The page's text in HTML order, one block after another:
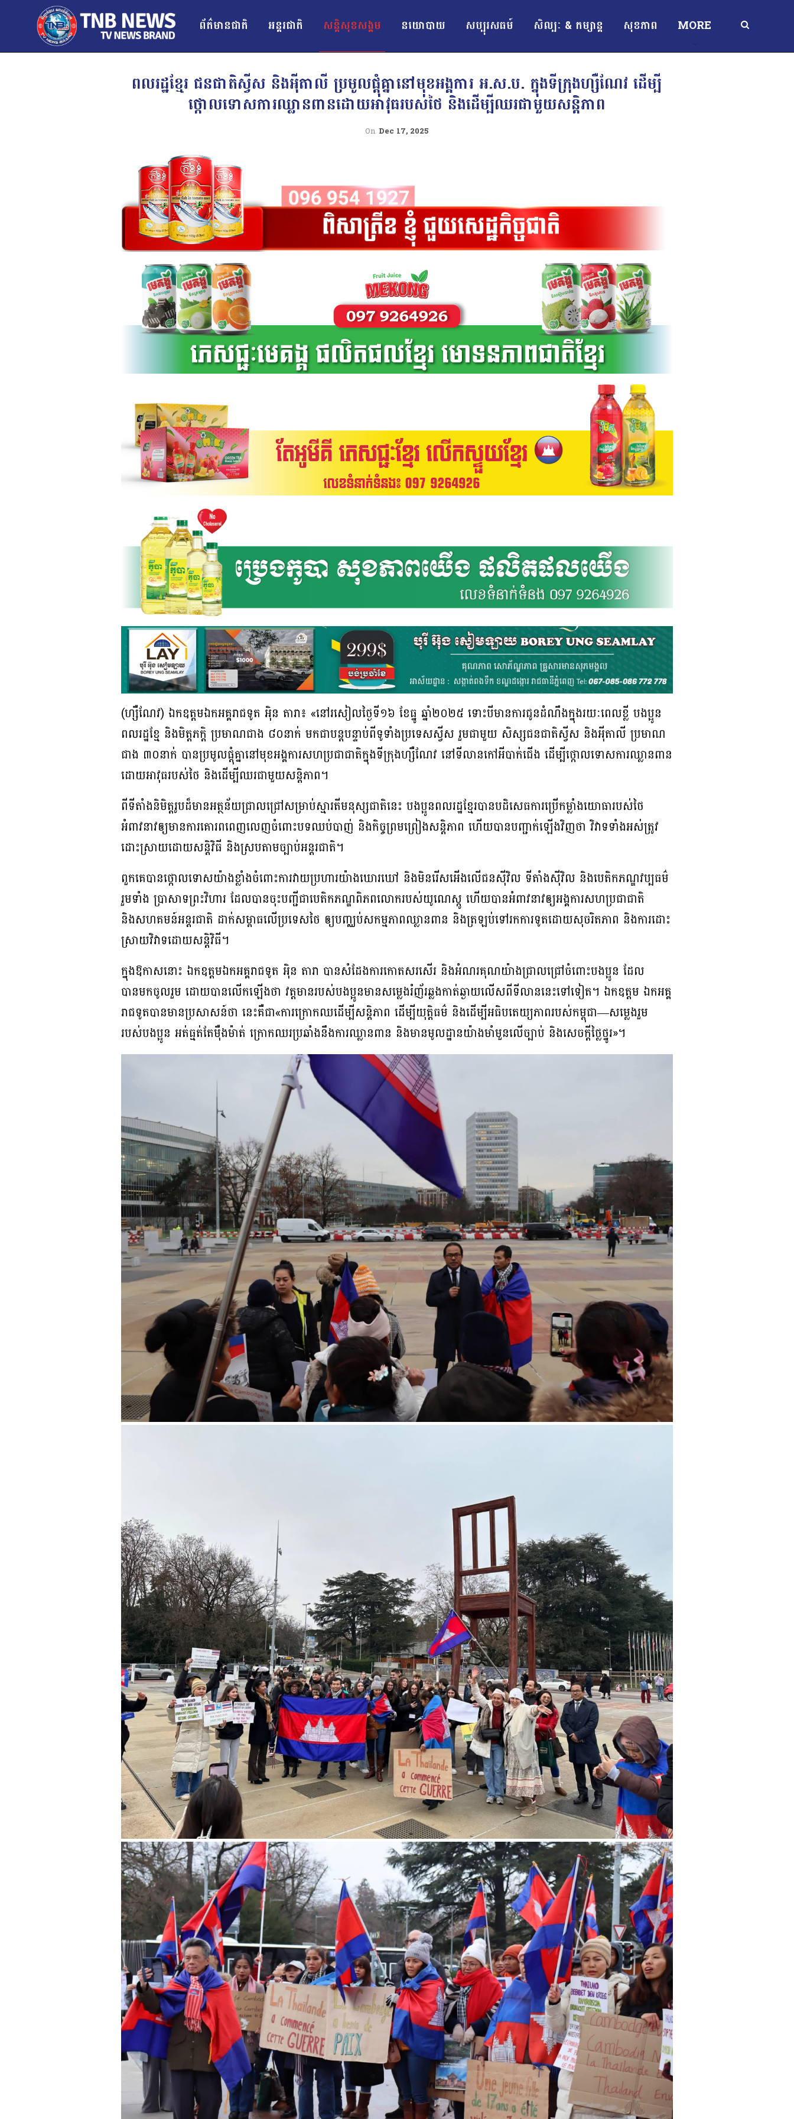
ព័ត៌មានជាតិ អន្ដរជាតិ សន្តិសុខសង្គម នយោបាយ សប្បុរសធម៍ សិល្បៈ & កម្សាន្ត សុខភាព MORE
ពលរដ្ឋខ្មែរ ជនជាតិស្វីស និងអ៉ីតាលី ប្រមូលផ្តុំគ្នានៅមុខអង្គការ អ.ស.ប. ក្នុងទីក្រុងហ្សឺណែវ ដើម្បី
ថ្កោលទោសការឈ្លានពានដោយអាវុធរបស់ថៃ និងដើម្បីឈរជាមួយសន្តិភាព
On Dec 17, 2025
(ហ្សឺណែវ) ឯកឧត្តមឯកអគ្គរាជទូត អុិន តារា៖ «នៅរសៀលថ្ងៃទី១៦ ខែធ្នូ ឆ្នាំ២០២៥ ទោះបីមានការជូនដំណឹងក្នុងរយៈពេលខ្លី បងប្អូន
ពលរដ្ឋខែ្ម និងមិត្តភក្តិ ប្រមាណជាង ៨០នាក់ មកជាបន្តបន្ទាប់ពីទូទាំងប្រទេសស្វីស រួមជាមួយ សិស្សជនជាតិស្វីស និងអុីតាលី ប្រមាណ
ជាង ៣០នាក់ បានប្រមូលផ្តុំគ្នានៅមុខអង្គការសហប្រជាជាតិក្នុងទីក្រុងហ្សឺណែវ នៅទីលានកៅអីបាក់ជើង ដើម្បីថ្កោលទោសការឈ្លានពាន
ដោយអាវុធរបស់ថៃ និងដើម្បីឈរជាមួយសន្តិភាព។
ពីទីតាំងនិមិត្តរូបដ៏មានអត្ថន័យជ្រាលជ្រៅសម្រាប់ស្មារតីមនុស្សជាតិនេះ បងប្អូនពលរដ្ឋខែ្មរបានបដិសេធការប្រើកម្លាំងយោធារបស់ថៃ
អំពាវនាវឲ្យមានការគោរពពេញលេញចំពោះបទឈប់បាញ់ និងកិច្ចព្រមព្រៀងសន្តិភាព ហើយបានបញ្ជាក់ឡើងវិញថា វិវាទទាំងអស់ត្រូវ
ដោះស្រាយដោយសន្តិវិធី និងស្របតាមច្បាប់អន្តរជាតិ។
ពួកគេបានថ្កោលទោសយ៉ាងខ្លាំងចំពោះការវាយប្រហារយ៉ាងឃោរឃៅ និងមិនរើសអើងលើជនស៊ីវិល ទីតាំងស៊ីវិល និងបេតិកភណ្ឌវប្បធម៌
រួមទាំង ប្រាសាទព្រះវិហារ ដែលបានចុះបញ្ជីជាបេតិកភណ្ឌពិភពលោករបស់យូណេស្កូ ហើយបានអំពាវនាវឲ្យអង្គការសហប្រជាជាតិ
និងសហគមន៍អន្តរជាតិ ដាក់សម្ពាធលើប្រទេសថៃ ឲ្យបញ្ឈប់សកម្មភាពឈ្លានពាន និងត្រឡប់ទៅរកការទូតដោយសុចរិតភាព និងការដោះ
ស្រាយវិវាទដោយសន្តិវិធី។
ក្នុងឱកាសនោះ ឯកឧត្តមឯកអគ្គរាជទូត អុិន តារា បានសំដែងការកោតសរសើរ និងអំណរគុណយ៉ាងជ្រាលជ្រៅចំពោះបងប្អូន ដែល
បានមកចូលរួម ដោយបានលើកឡើងថា វត្តមានរបស់បងប្អូនមានសម្លេងរំញ័រឆ្លងកាត់ឆ្ងាយលើសពីទីលាននេះទៅទៀត។ ឯកឧត្តម ឯកអគ្គ
រាជទូតបានមានប្រសាសន៍ថា នេះគឺជា«ការក្រោកឈដើម្បីសន្តិភាព ដើម្បីយុត្តិធម៌ និងដើម្បីអធិបតេយ្យភាពរបស់កម្ពុជា—សម្លេងរួម
របស់បងប្អូន អត់ធ្មត់តែម៉ឺងម៉ាត់ ក្រោកឈរប្រឆាំងនឹងការឈ្លានពាន និងមានមូលដ្ឋានយ៉ាងមាំមួនលើច្បាប់ និងសេចក្តីថ្លៃថ្នូរ»។